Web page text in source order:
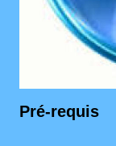
Pré-requis